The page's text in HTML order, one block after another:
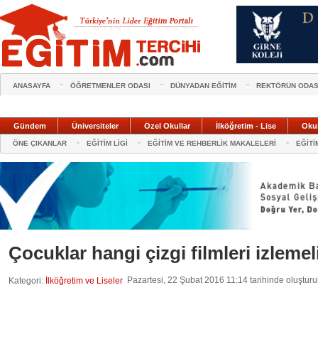
ANASAYFA ÖĞRETMENLER ODASI DÜNYADAN EĞİTİM REKTÖRÜN
Gündem Üniversiteler Özel Okullar İlköğretim - Lise
ÖNE ÇIKANLAR EĞİTİM LİGİ EĞİTİM VE REHBERLİK MAKALELERİ
Çocuklar hangi çizgi filmleri
Kategori: İlköğretim ve Liseler Pazartesi, 22 Şubat 2016 11:14 tarihinde